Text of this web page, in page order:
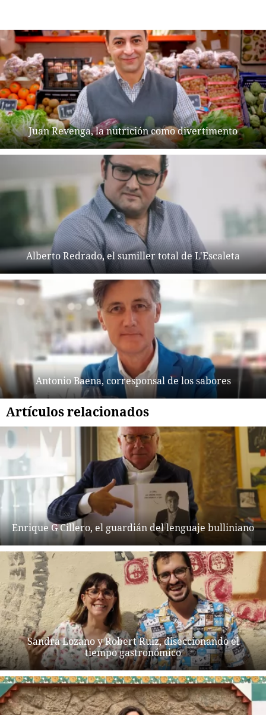
Juan Revenga, la nutrición como divertimento
Alberto Redrado, el sumiller total de L'Escaleta
Antonio Baena, corresponsal de los sabores
Artículos relacionados
Enrique G Cillero, el guardián del lenguaje bulliniano
Sandra Lozano y Robert Ruiz, diseccionando el
tiempo gastronómico